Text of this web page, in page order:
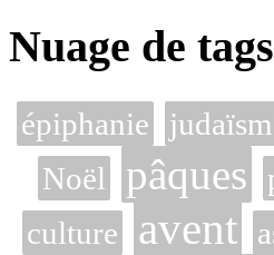
Nuage de tags
épiphanie
Noël
pâques
culture avent